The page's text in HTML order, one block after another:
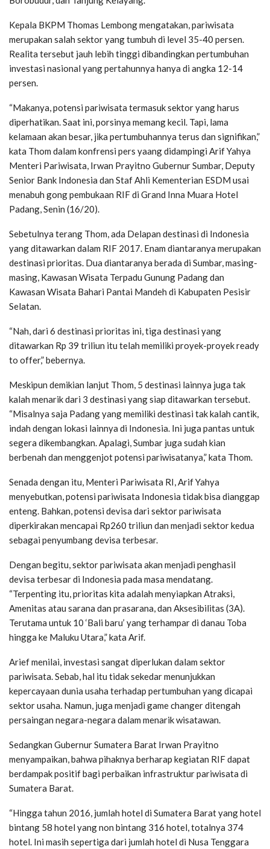
Kepala BKPM Thomas Lembong mengatakan, pariwisata
merupakan salah sektor yang tumbuh di level 35-40 persen.
Realita tersebut jauh lebih tinggi dibandingkan pertumbuhan
investasi nasional yang pertahunnya hanya di angka 12-14
persen.
“Makanya, potensi pariwisata termasuk sektor yang harus
diperhatikan. Saat ini, porsinya memang kecil. Tapi, lama
kelamaan akan besar, jika pertumbuhannya terus dan signifikan,”
kata Thom dalam konfrensi pers yaang didampingi Arif Yahya
Menteri Pariwisata, Irwan Prayitno Gubernur Sumbar, Deputy
Senior Bank Indonesia dan Staf Ahli Kementerian ESDM usai
menabuh gong pembukaan RIF di Grand Inna Muara Hotel
Padang, Senin (16/20).
Sebetulnya terang Thom, ada Delapan destinasi di Indonesia
yang ditawarkan dalam RIF 2017. Enam diantaranya merupakan
destinasi prioritas. Dua diantaranya berada di Sumbar, masing-
masing, Kawasan Wisata Terpadu Gunung Padang dan
Kawasan Wisata Bahari Pantai Mandeh di Kabupaten Pesisir
Selatan.
“Nah, dari 6 destinasi prioritas ini, tiga destinasi yang
ditawarkan Rp 39 triliun itu telah memiliki proyek-proyek ready
to offer,” bebernya.
Meskipun demikian lanjut Thom, 5 destinasi lainnya juga tak
kalah menarik dari 3 destinasi yang siap ditawarkan tersebut.
“Misalnya saja Padang yang memiliki destinasi tak kalah cantik,
indah dengan lokasi lainnya di Indonesia. Ini juga pantas untuk
segera dikembangkan. Apalagi, Sumbar juga sudah kian
berbenah dan menggenjot potensi pariwisatanya,” kata Thom.
Senada dengan itu, Menteri Pariwisata RI, Arif Yahya
menyebutkan, potensi pariwisata Indonesia tidak bisa dianggap
enteng. Bahkan, potensi devisa dari sektor pariwisata
diperkirakan mencapai Rp260 triliun dan menjadi sektor kedua
sebagai penyumbang devisa terbesar.
Dengan begitu, sektor pariwisata akan menjadi penghasil
devisa terbesar di Indonesia pada masa mendatang.
“Terpenting itu, prioritas kita adalah menyiapkan Atraksi,
Amenitas atau sarana dan prasarana, dan Aksesibilitas (3A).
Terutama untuk 10 ‘Bali baru’ yang terhampar di danau Toba
hingga ke Maluku Utara,” kata Arif.
Arief menilai, investasi sangat diperlukan dalam sektor
pariwisata. Sebab, hal itu tidak sekedar menunjukkan
kepercayaan dunia usaha terhadap pertumbuhan yang dicapai
sektor usaha. Namun, juga menjadi game changer ditengah
persaingan negara-negara dalam menarik wisatawan.
Sedangkan Gubernur Sumatera Barat Irwan Prayitno
menyampaikan, bahwa pihaknya berharap kegiatan RIF dapat
berdampak positif bagi perbaikan infrastruktur pariwisata di
Sumatera Barat.
“Hingga tahun 2016, jumlah hotel di Sumatera Barat yang hotel
bintang 58 hotel yang non bintang 316 hotel, totalnya 374
hotel. Ini masih sepertiga dari jumlah hotel di Nusa Tenggara